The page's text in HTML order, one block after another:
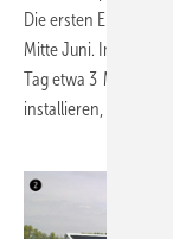
Die ersten
Mitte Juni. Im Mai
Tag etwa 3 MWh
installieren, damit er